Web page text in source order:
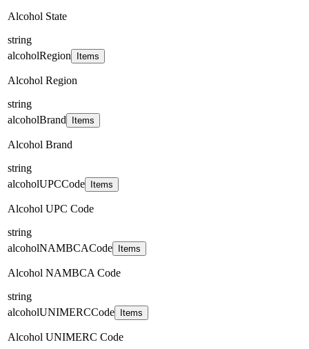
Alcohol State
string
alcoholRegion
Items
Alcohol Region
string
alcoholBrand
Items
Alcohol Brand
string
alcoholUPCCode
Items
Alcohol UPC Code
string
alcoholNAMBCACode
Items
Alcohol NAMBCA Code
string
alcoholUNIMERCCode
Items
Alcohol UNIMERC Code